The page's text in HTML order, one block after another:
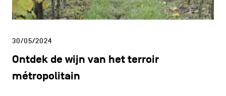
30/05/2024
Ontdek de wijn van het terroir
métropolitain